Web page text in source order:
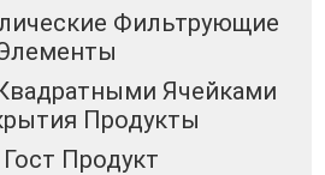
Фильтрующие
Ячейками
Продукты
Продукт